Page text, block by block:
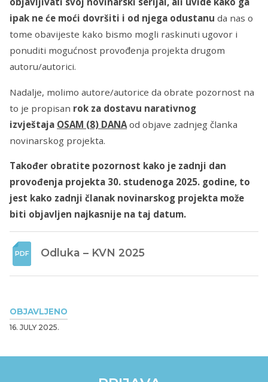
OBJAVLJENO
16. JULY 2025.
ipak ne će moći dovršiti i od njega odustanu da nas o
tome obavijeste kako bismo mogli raskinuti ugovor i
ponuditi mogućnost provođenja projekta drugom
autoru/autorici.
Nadalje, molimo autore/autorice da obrate pozornost na
to je propisan rok za dostavu narativnog
izvještaja OSAM (8) DANA od objave zadnjeg članka
novinarskog projekta.
Također obratite pozornost kako je zadnji dan
provođenja projekta 30. studenoga 2025. godine, to
jest kako zadnji članak novinarskog projekta može
biti objavljen najkasnije na taj datum.
Odluka – KVN 2025